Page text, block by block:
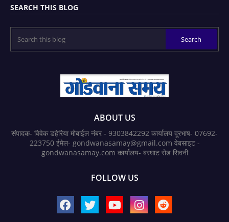
SEARCH THIS BLOG
ABOUT US
संपादक- विवेक डहेरिया मोबाईल नंबर - 9303842292 कार्यालय दूरभाष- 07692-
223750 ईमेल- gondwanasamay@gmail.com वेबसाइट -
gondwanasamay.com कार्यालय- बरघाट रोड सिवनी
FOLLOW US